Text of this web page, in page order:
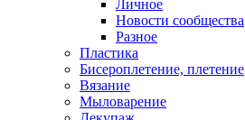
Личное
Новости сообщества
Разное
Пластика
Бисероплетение, плетение
Вязание
Мыловарение